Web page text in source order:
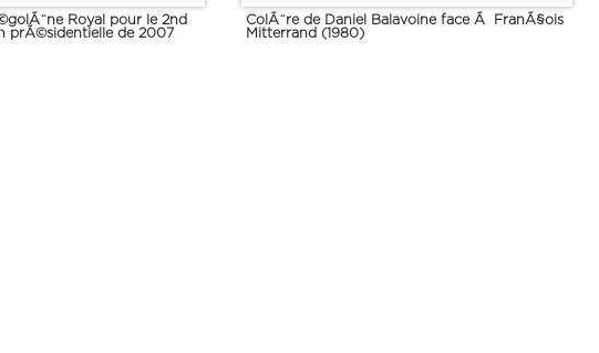
Royal pour le 2nd
prÃ©sidentielle de 2007
ColÃ¨re de Daniel Balavoine face Ã FranÃ§ois
Mitterrand (1980)